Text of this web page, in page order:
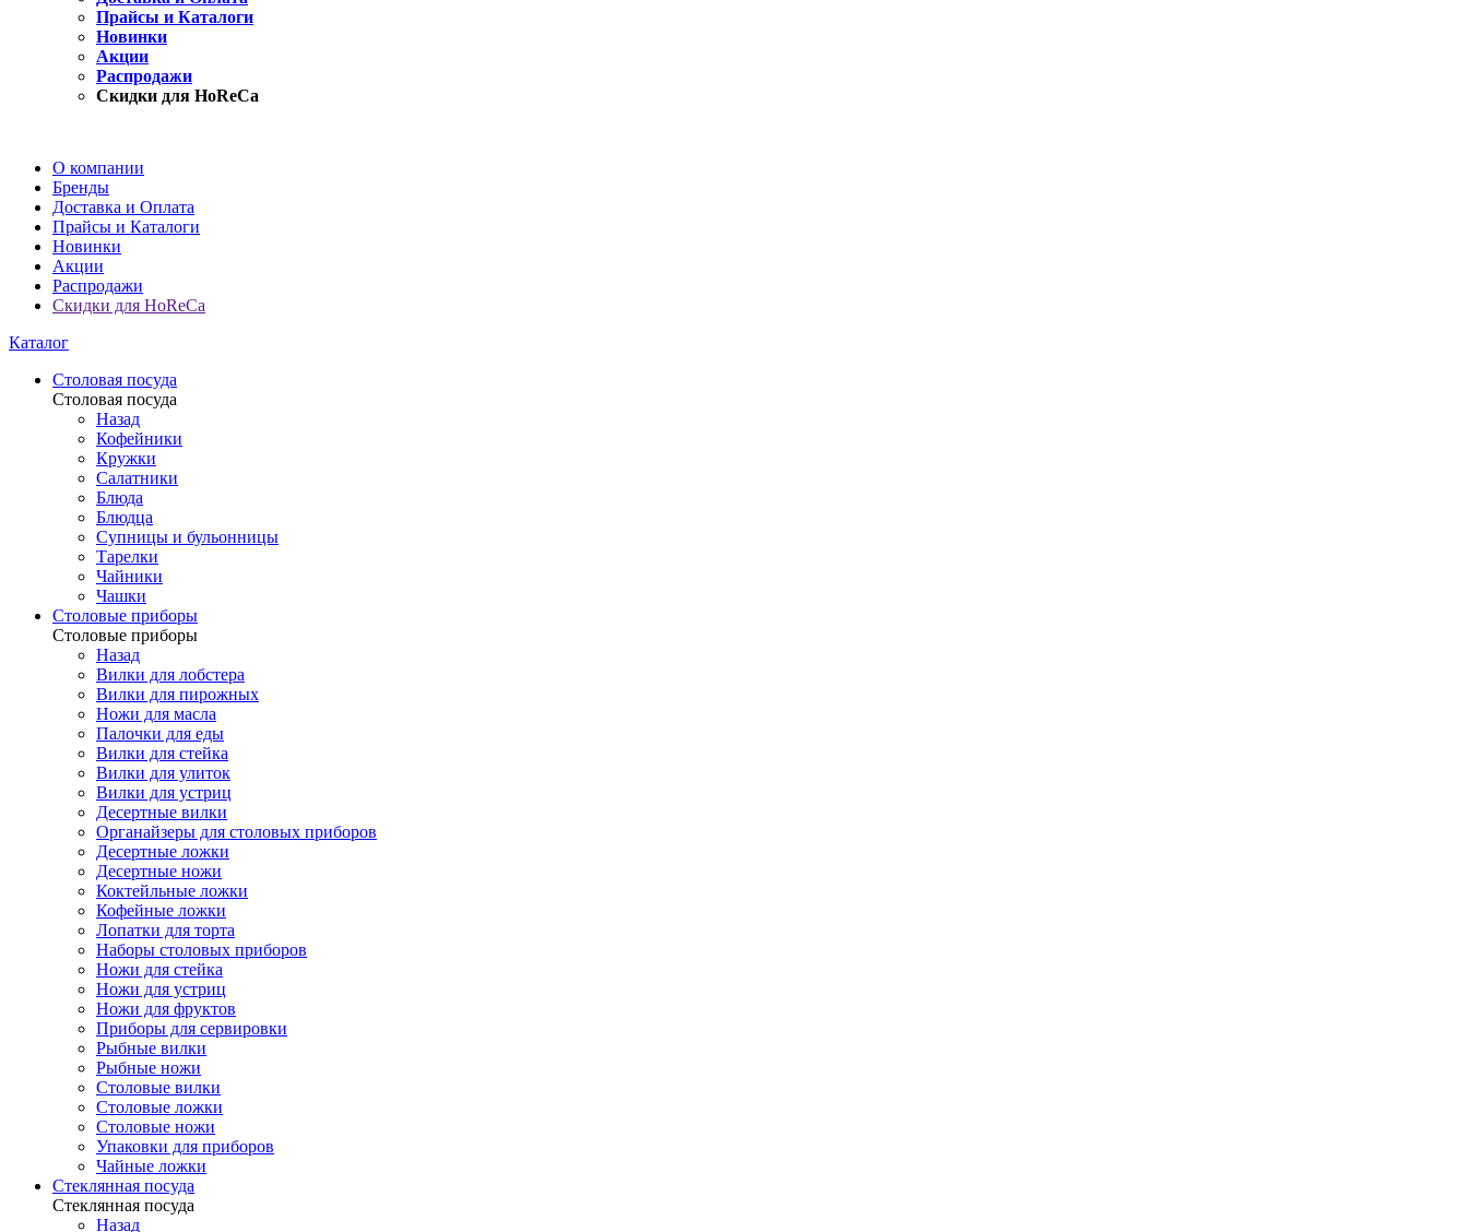
Прайсы и Каталоги
Новинки
Акции
Распродажи
Скидки для HoReCa
О компании
Бренды
Доставка и Оплата
Прайсы и Каталоги
Новинки
Акции
Распродажи
Скидки для HoReCa
Каталог
Столовая посуда
Столовая посуда
Назад
Кофейники
Кружки
Салатники
Блюда
Блюдца
Супницы и бульонницы
Тарелки
Чайники
Чашки
Cтоловые приборы
Cтоловые приборы
Назад
Вилки для лобстера
Вилки для пирожных
Ножи для масла
Палочки для еды
Вилки для стейка
Вилки для улиток
Вилки для устриц
Десертные вилки
Органайзеры для столовых приборов
Десертные ложки
Десертные ножи
Коктейльные ложки
Кофейные ложки
Лопатки для торта
Наборы столовых приборов
Ножи для стейка
Ножи для устриц
Ножи для фруктов
Приборы для сервировки
Рыбные вилки
Рыбные ножи
Столовые вилки
Столовые ложки
Столовые ножи
Упаковки для приборов
Чайные ложки
Стеклянная посуда
Стеклянная посуда
Назад